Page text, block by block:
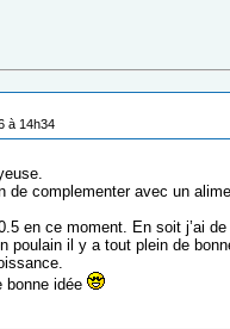
à 14h34
de complementer avec un
en ce moment. En soit j’ai de
poulain il y a tout plein de
bonne idée